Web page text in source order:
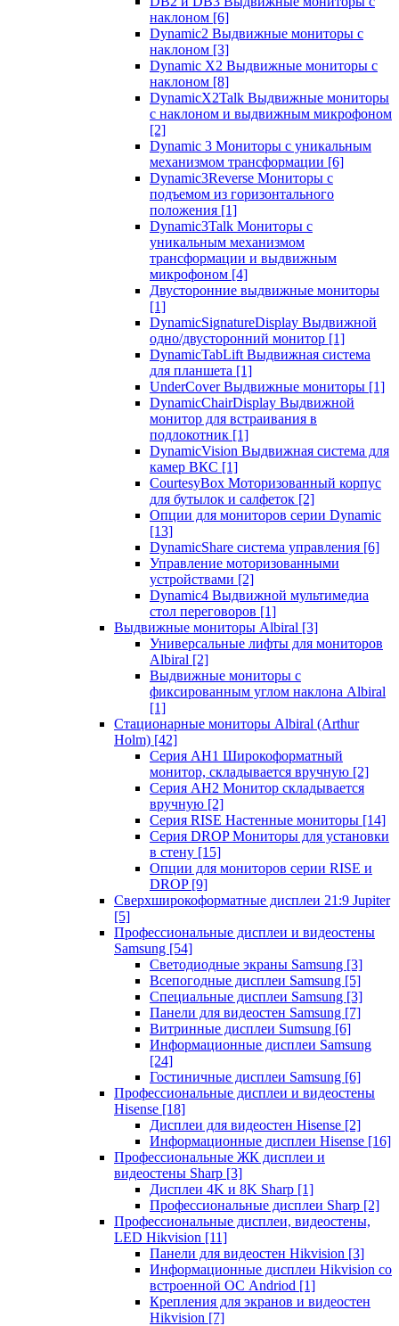
наклоном [6]
Dynamic2 Выдвижные мониторы с
наклоном [3]
Dynamic X2 Выдвижные мониторы с
наклоном [8]
DynamicX2Talk Выдвижные мониторы
с наклоном и выдвижным микрофоном
[2]
Dynamic 3 Мониторы с уникальным
механизмом трансформации [6]
Dynamic3Reverse Мониторы с
подъемом из горизонтального
положения [1]
Dynamic3Talk Мониторы с
уникальным механизмом
трансформации и выдвижным
микрофоном [4]
Двусторонние выдвижные мониторы
[1]
DynamicSignatureDisplay Выдвижной
одно/двусторонний монитор [1]
DynamicTabLift Выдвижная система
для планшета [1]
UnderCover Выдвижные мониторы [1]
DynamicChairDisplay Выдвижной
монитор для встраивания в
подлокотник [1]
DynamicVision Выдвижная система для
камер ВКС [1]
CourtesyBox Моторизованный корпус
для бутылок и салфеток [2]
Опции для мониторов серии Dynamic
[13]
DynamicShare система управления [6]
Управление моторизованными
устройствами [2]
Dynamic4 Выдвижной мультимедиа
стол переговоров [1]
Выдвижные мониторы Albiral [3]
Универсальные лифты для мониторов
Albiral [2]
Выдвижные мониторы с
фиксированным углом наклона Albiral
[1]
Стационарные мониторы Albiral (Arthur
Holm) [42]
Серия AH1 Широкоформатный
монитор, складывается вручную [2]
Серия AH2 Монитор складывается
вручную [2]
Серия RISE Настенные мониторы [14]
Серия DROP Мониторы для установки
в стену [15]
Опции для мониторов серии RISE и
DROP [9]
Сверхширокоформатные дисплеи 21:9 Jupiter
[5]
Профессиональные дисплеи и видеостены
Samsung [54]
Светодиодные экраны Samsung [3]
Всепогодные дисплеи Samsung [5]
Специальные дисплеи Samsung [3]
Панели для видеостен Samsung [7]
Витринные дисплеи Sumsung [6]
Информационные дисплеи Samsung
[24]
Гостиничные дисплеи Samsung [6]
Профессиональные дисплеи и видеостены
Hisense [18]
Дисплеи для видеостен Hisense [2]
Информационные дисплеи Hisense [16]
Профессиональные ЖК дисплеи и
видеостены Sharp [3]
Дисплеи 4K и 8K Sharp [1]
Профессиональные дисплеи Sharp [2]
Профессиональные дисплеи, видеостены,
LED Hikvision [11]
Панели для видеостен Hikvision [3]
Информационные дисплеи Hikvision со
встроенной ОС Andriod [1]
Крепления для экранов и видеостен
Hikvision [7]